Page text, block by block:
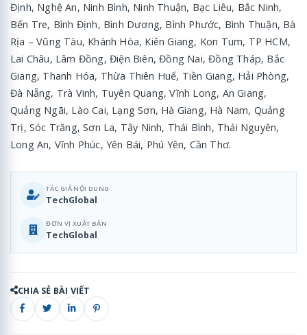
Định, Nghệ An, Ninh Bình, Ninh Thuận, Bạc Liêu, Bắc Ninh,
Bến Tre, Bình Định, Bình Dương, Bình Phước, Bình Thuận, Bà
Rịa – Vũng Tàu, Khánh Hòa, Kiên Giang, Kon Tum, TP HCM,
Lai Châu, Lâm Đồng, Điện Biên, Đồng Nai, Đồng Tháp, Bắc
Giang, Thanh Hóa, Thừa Thiên Huế, Tiền Giang, Hải Phòng,
Đà Nẵng, Trà Vinh, Tuyên Quang, Vĩnh Long, An Giang,
Quảng Ngãi, Lào Cai, Lạng Sơn, Hà Giang, Hà Nam, Quảng
Trị, Sóc Trăng, Sơn La, Tây Ninh, Thái Bình, Thái Nguyên,
Long An, Vĩnh Phúc, Yên Bái, Phú Yên, Cần Thơ.
TÁC GIẢ NỘI DUNG
TechGlobal
ĐƠN VỊ XUẤT BẢN
TechGlobal
CHIA SẺ BÀI VIẾT